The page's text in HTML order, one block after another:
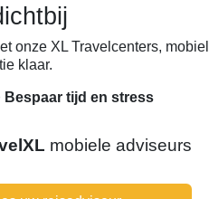
onze XL Travelcenters,
klaar.
Bespaar tijd en stress
mobiele adviseurs